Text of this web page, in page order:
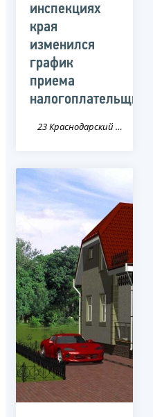
инспекциях
края
изменился
график
приема
налогоплательщиков
23 Краснодарский край